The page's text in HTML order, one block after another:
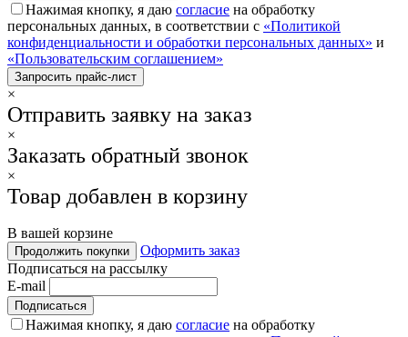
Нажимая кнопку, я даю согласие на обработку
персональных данных, в соответствии с «Политикой
конфиденциальности и обработки персональных данных» и
«Пользовательским соглашением»
×
Отправить заявку на заказ
×
Заказать обратный звонок
×
Товар добавлен в корзину
В вашей корзине
Продолжить покупки
Оформить заказ
Подписаться на рассылку
E-mail
Нажимая кнопку, я даю согласие на обработку